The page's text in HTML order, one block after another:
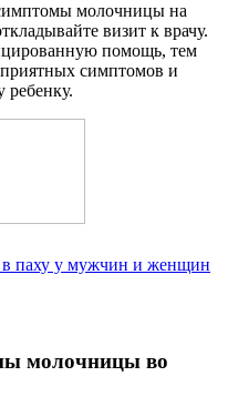
молочницы на
визит к врачу.
помощь, тем
симптомов и
ребенку.
паху у мужчин и женщин
молочницы во